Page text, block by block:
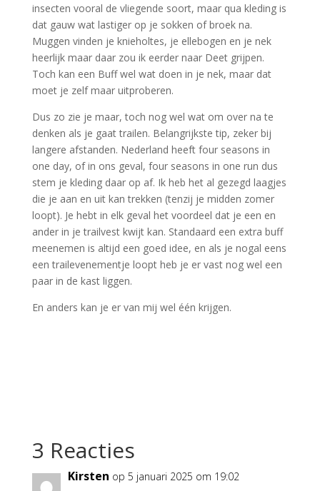
insecten vooral de vliegende soort, maar qua kleding is
dat gauw wat lastiger op je sokken of broek na.
Muggen vinden je knieholtes, je ellebogen en je nek
heerlijk maar daar zou ik eerder naar Deet grijpen.
Toch kan een Buff wel wat doen in je nek, maar dat
moet je zelf maar uitproberen.
Dus zo zie je maar, toch nog wel wat om over na te
denken als je gaat trailen. Belangrijkste tip, zeker bij
langere afstanden. Nederland heeft four seasons in
one day, of in ons geval, four seasons in one run dus
stem je kleding daar op af. Ik heb het al gezegd laagjes
die je aan en uit kan trekken (tenzij je midden zomer
loopt). Je hebt in elk geval het voordeel dat je een en
ander in je trailvest kwijt kan. Standaard een extra buff
meenemen is altijd een goed idee, en als je nogal eens
een trailevenementje loopt heb je er vast nog wel een
paar in de kast liggen.
En anders kan je er van mij wel één krijgen.
3 Reacties
Kirsten op 5 januari 2025 om 19:02